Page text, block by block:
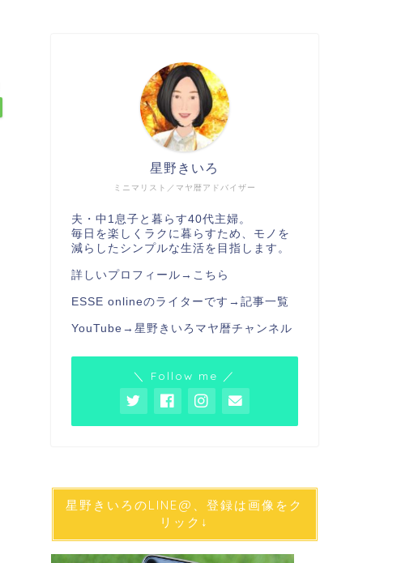
ミニマリスト／マヤ暦アドバイザー
星野きいろ
夫・中1息子と暮らす40代主婦。
毎日を楽しくラクに暮らすため、モノを
減らしたシンプルな生活を目指します。
詳しいプロフィール→ こちら
ESSE onlineのライターです→ 記事一覧
YouTube→ 星野きいろマヤ暦チャンネル
＼ Follow me ／
星野きいろのLINE@、登録は画像をク
リック↓